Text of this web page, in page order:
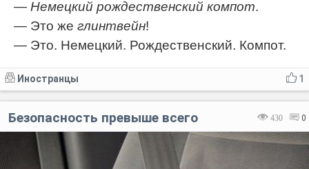
— Немецкий рождественский компот.
— Это же глинтвейн!
— Это. Немецкий. Рождественский. Компот.
1
Иностранцы
430 0
Безопасность превыше всего